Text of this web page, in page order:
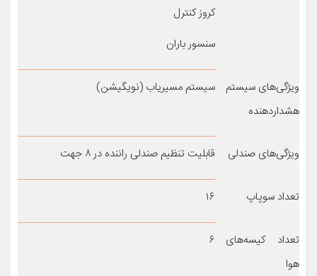
کروز کنترل
سنسور باران
ویژگی‌های سیستم
هشداردهنده
سیستم مسیریاب (نویگیشن)
ویژگی‌های صندلی قابلیت تنظیم صندلی راننده در ۸ جهت
تعداد سوپاپ ۱۶
تعداد کیسه‌های
هوا
۶